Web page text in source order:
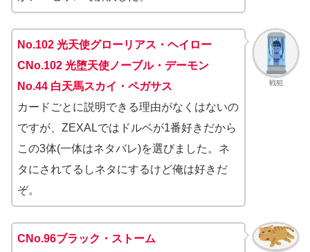
戦犯
No.102 光天使グローリアス・ヘイロー
CNo.102 光堕天使ノーブル・デーモン
No.44 白天馬スカイ・ペガサス
カードごとに説明できる理由がなくはないの
ですが、ZEXALではドルベが1番好きだから
この3体(一体はネタバレ)を選びました。ネ
タにされてるしネタにするけど俺は好きだ
ぞ。
CNo.96ブラック・ストーム